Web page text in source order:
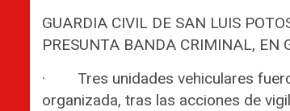
GUARDIA CIVIL DE SAN LUIS
PRESUNTA BANDA CRIMINAL, EN
· Tres unidades vehiculares
organizada, tras las acciones de